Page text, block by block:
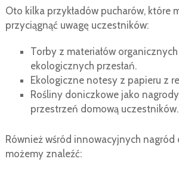
Oto kilka przykładów pucharów, które
przyciągnąć uwagę uczestników:
Torby z materiałów
ekologicznych przesłań.
Ekologiczne notesy z papieru z
Rośliny doniczkowe jako
przestrzeń domową uczestników.
Również wśród innowacyjnych nagród
możemy znaleźć: